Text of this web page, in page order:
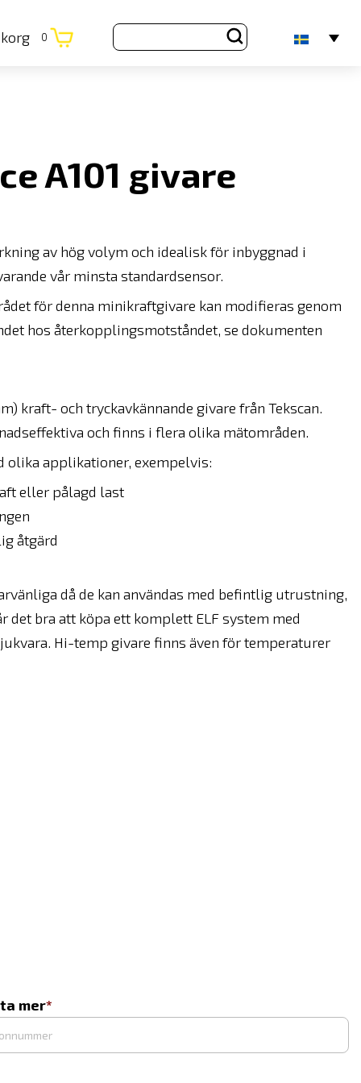
0
A101 givare
av hög volym och idealisk för inbyggnad i
vår minsta standardsensor.
för denna minikraftgivare kan modifieras genom
hos återkopplingsmotståndet, se dokumenten
kraft- och tryckavkännande givare från Tekscan.
och finns i flera olika mätområden.
olika applikationer, exempelvis:
eller pålagd last
åtgärd
då de kan användas med befintlig utrustning,
bra att köpa ett komplett ELF system med
Hi-temp givare finns även för temperaturer
mer